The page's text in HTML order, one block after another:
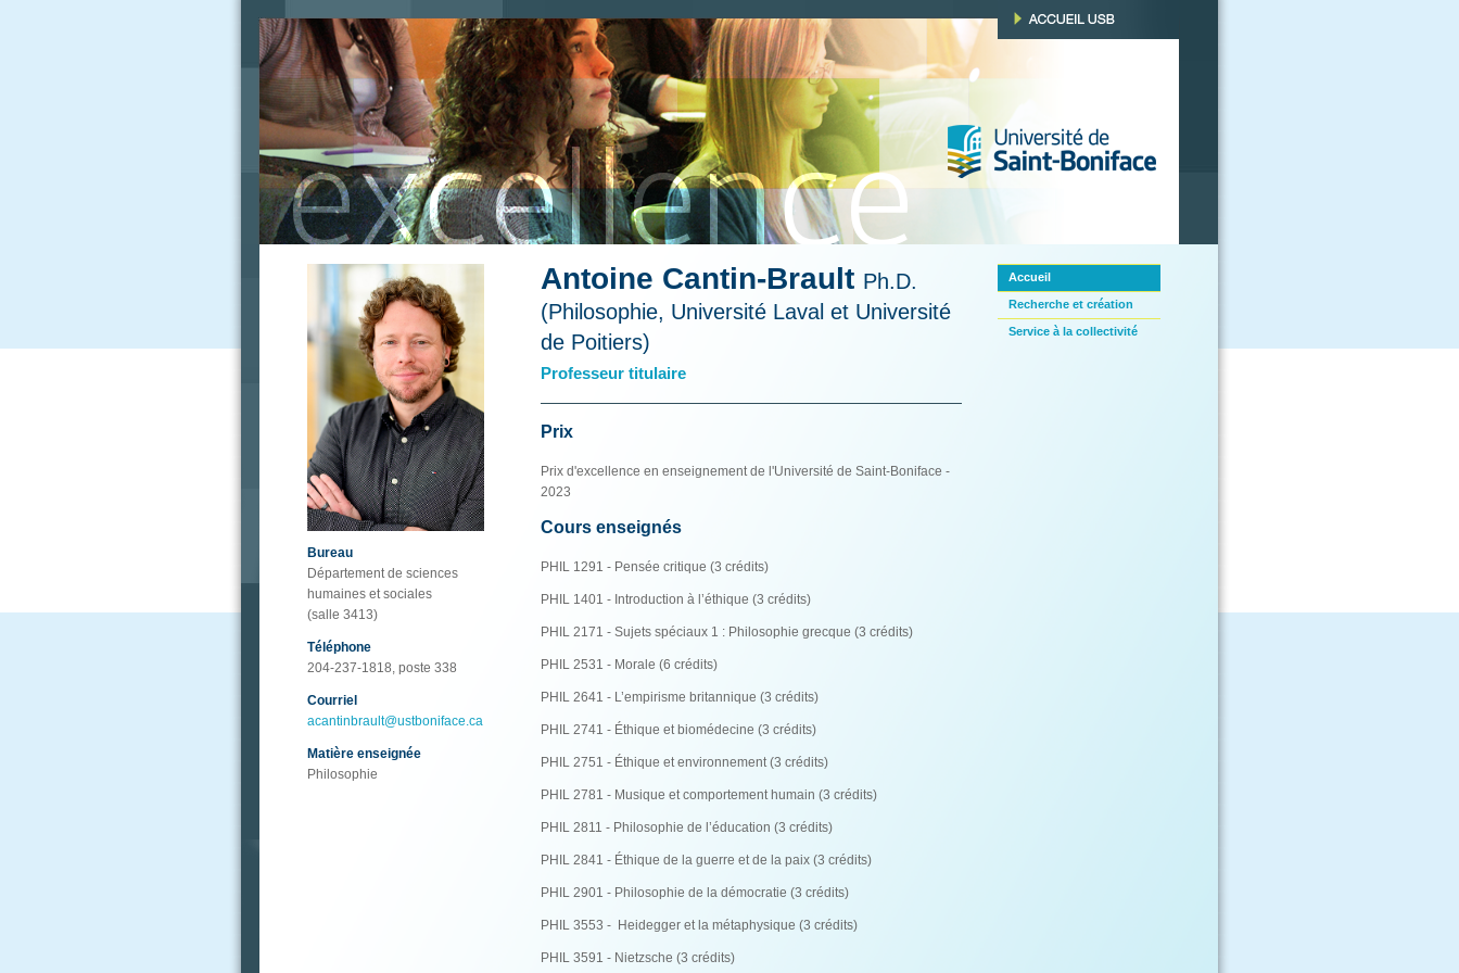
Antoine Cantin-Brault Ph.D.
(Philosophie, Université Laval et Université
de Poitiers)
Professeur titulaire
Prix
Prix d'excellence en enseignement de l'Université de Saint-Boniface -
2023
Cours enseignés
PHIL 1291 - Pensée critique (3 crédits)
PHIL 1401 - Introduction à l’éthique (3 crédits)
PHIL 2171 - Sujets spéciaux 1 : Philosophie grecque (3 crédits)
PHIL 2531 - Morale (6 crédits)
PHIL 2641 - L’empirisme britannique (3 crédits)
PHIL 2741 - Éthique et biomédecine (3 crédits)
PHIL 2751 - Éthique et environnement (3 crédits)
PHIL 2781 - Musique et comportement humain (3 crédits)
PHIL 2811 - Philosophie de l’éducation (3 crédits)
PHIL 2841 - Éthique de la guerre et de la paix (3 crédits)
PHIL 2901 - Philosophie de la démocratie (3 crédits)
PHIL 3553 - Heidegger et la métaphysique (3 crédits)
PHIL 3591 - Nietzsche (3 crédits)
Bureau
Département de sciences
humaines et sociales
(salle 3413)
Téléphone
204-237-1818, poste 338
Courriel
acantinbrault@ustboniface.ca
Matière enseignée
Philosophie
Accueil
Recherche et création
Service à la collectivité